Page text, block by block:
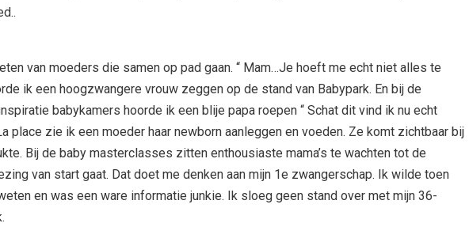
van moeders die samen op pad gaan. “ Mam…Je hoeft me echt niet alles te
ik een hoogzwangere vrouw zeggen op de stand van Babypark. En bij de
babykamers hoorde ik een blije papa roepen “ Schat dit vind ik nu echt
place zie ik een moeder haar newborn aanleggen en voeden. Ze komt zichtbaar bij
Bij de baby masterclasses zitten enthousiaste mama’s te wachten tot de
van start gaat. Dat doet me denken aan mijn 1e zwangerschap. Ik wilde toen
en was een ware informatie junkie. Ik sloeg geen stand over met mijn 36-